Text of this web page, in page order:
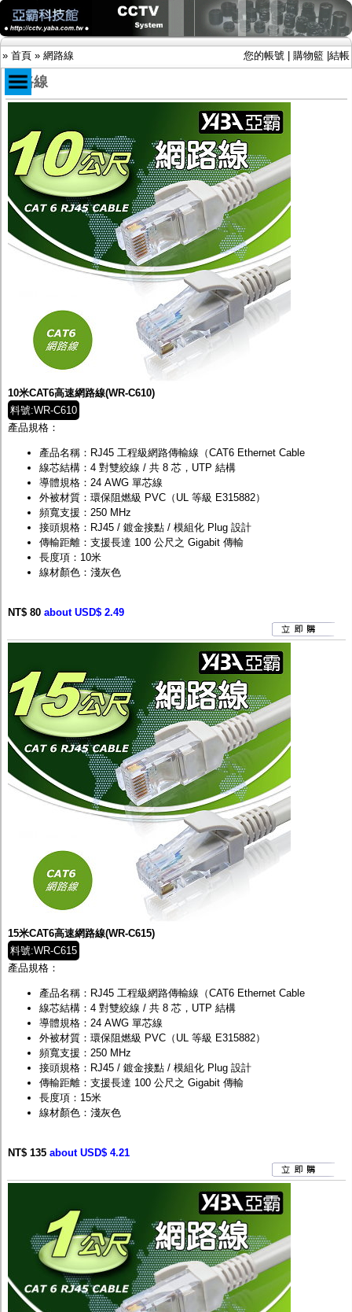
» 首頁 » 網路線 您的帳號 購物籃 結帳
商品目錄
限時促銷特惠專案
IP網路攝影機及錄放影機
AHD DVR數位錄放影機
AHD半球型(適用屋內)
AHD中小型紅外線攝影機(適用騎樓、室內外)
AHD防護罩型攝影機(適用屋外，紅外線照射
距離遠）
AHD特殊功能型攝影機
旋轉型攝影機.旋轉台
投光設備
防護罩及支架
多路攝影機單軸傳輸
監聽器.麥克風
網路設備
視訊轉換設備
雙絞線傳輸器
雜訊改善器
分配放大器
網路線用水晶頭
網路線
懶人線.同軸線.花線
線頭.插座.延長線.HDMI線
集線盒.防水盒.配線盒
變壓器.避雷器
轉接頭
偽裝嚇阻假監視器. 警示防盜貼紙
行車紀錄器.車用插座配件
網路線
10米CAT6高速網路線(WR-C610)
料號:WR-C610
產品規格：
產品名稱：RJ45 工程級網路傳輸線（CAT6 Ethernet Cable
線芯結構：4 對雙絞線 / 共 8 芯，UTP 結構
導體規格：24 AWG 單芯線
外被材質：環保阻燃級 PVC（UL 等級 E315882）
頻寬支援：250 MHz
接頭規格：RJ45 / 鍍金接點 / 模組化 Plug 設計
傳輸距離：支援長達 100 公尺之 Gigabit 傳輸
長度項：10米
線材顏色：淺灰色
NT$ 80 about USD$ 2.49
15米CAT6高速網路線(WR-C615)
料號:WR-C615
產品規格：
產品名稱：RJ45 工程級網路傳輸線（CAT6 Ethernet Cable
線芯結構：4 對雙絞線 / 共 8 芯，UTP 結構
導體規格：24 AWG 單芯線
外被材質：環保阻燃級 PVC（UL 等級 E315882）
頻寬支援：250 MHz
接頭規格：RJ45 / 鍍金接點 / 模組化 Plug 設計
傳輸距離：支援長達 100 公尺之 Gigabit 傳輸
長度項：15米
線材顏色：淺灰色
NT$ 135 about USD$ 4.21